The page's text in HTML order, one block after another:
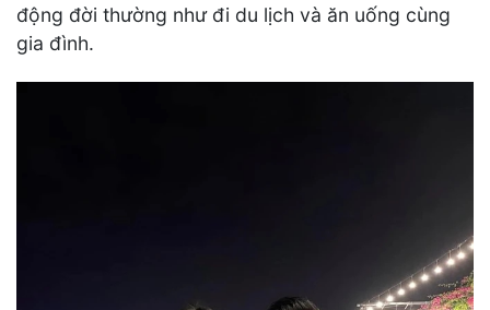
động đời thường như đi du lịch và ăn uống cùng
gia đình.